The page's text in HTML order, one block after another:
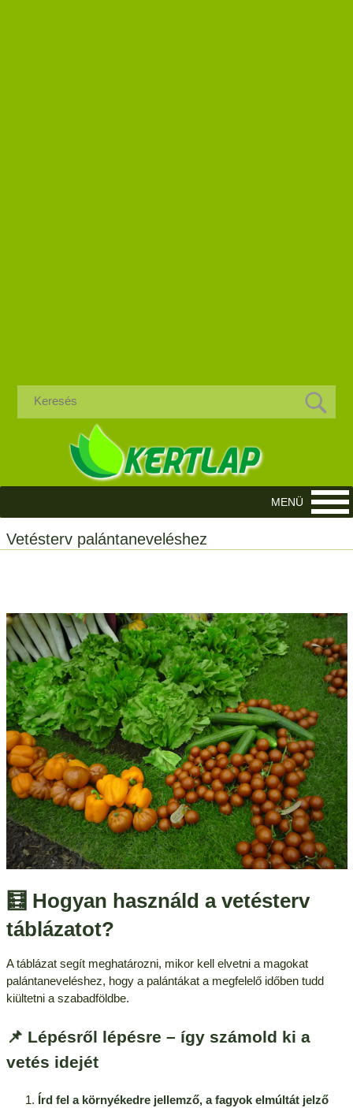
Vetésterv palántaneveléshez
🧮 Hogyan használd a vetésterv
táblázatot?
A táblázat segít meghatározni, mikor kell elvetni a magokat
palántaneveléshez, hogy a palántákat a megfelelő időben tudd
kiültetni a szabadföldbe.
📌 Lépésről lépésre – így számold ki a
vetés idejét
Írd fel a környékedre jellemző, a fagyok elmúltát jelző